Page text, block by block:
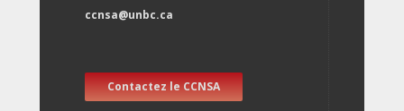
ccnsa@unbc.ca
Contactez le CCNSA